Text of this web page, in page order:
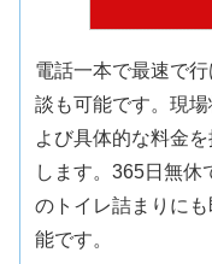
電話一本で最速で
談も可能です。現
よび具体的な料金
します。365日無休
のトイレ詰まりに
能です。